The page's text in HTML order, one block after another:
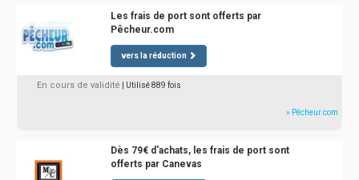
Les frais de port sont offerts par
Pêcheur.com
vers la réduction
En cours de validité | Utilisé 889 fois
» Pêcheur.com
Dès 79€ d'achats, les frais de port sont
offerts par Canevas